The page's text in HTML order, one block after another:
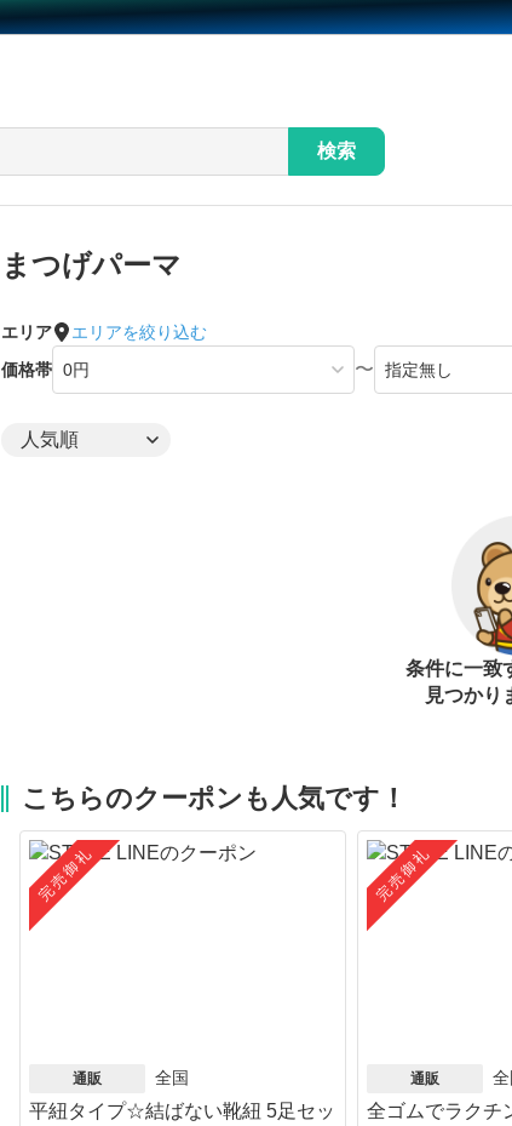
検索
まつげパーマ
エリア
エリアを絞り込む
価格帯
〜
条件に一致
見つかり
こちらのクーポンも人気です！
完売御礼
通販 全国
平紐タイプ☆結ばない靴紐 5足セッ
完売御礼
通販 全
全ゴムでラクチ